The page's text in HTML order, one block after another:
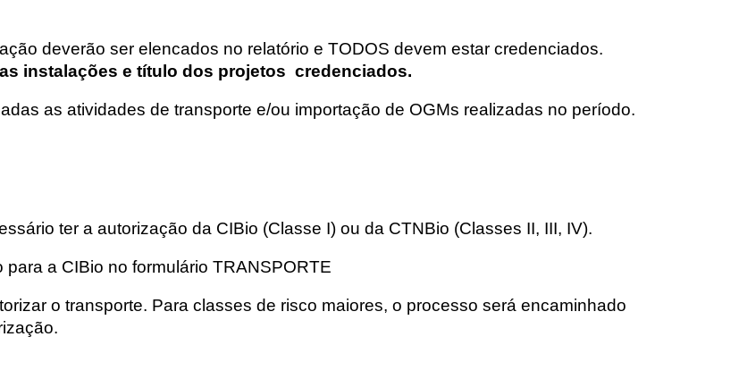
deverão ser elencados no relatório e TODOS devem estar credenciados.
instalações e título dos projetos credenciados.
as atividades de transporte e/ou importação de OGMs realizadas no período.
ter a autorização da CIBio (Classe I) ou da CTNBio (Classes II, III, IV).
a CIBio no formulário TRANSPORTE
o transporte. Para classes de risco maiores, o processo será encaminhado